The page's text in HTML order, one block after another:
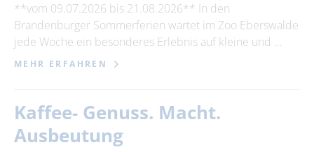
**vom 09.07.2026 bis 21.08.2026** In den
Brandenburger Sommerferien wartet im Zoo Eberswalde
jede Woche ein besonderes Erlebnis auf kleine und …
MEHR ERFAHREN
Kaffee- Genuss. Macht.
Ausbeutung